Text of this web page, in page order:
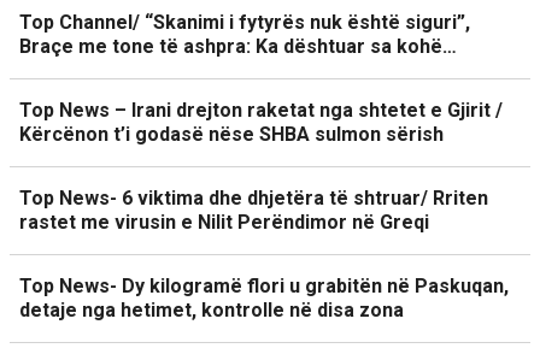
Top Channel/ “Skanimi i fytyrës nuk është siguri”,
Braçe me tone të ashpra: Ka dështuar sa kohë…
Top News – Irani drejton raketat nga shtetet e Gjirit /
Kërcënon t’i godasë nëse SHBA sulmon sërish
Top News- 6 viktima dhe dhjetëra të shtruar/ Rriten
rastet me virusin e Nilit Perëndimor në Greqi
Top News- Dy kilogramë flori u grabitën në Paskuqan,
detaje nga hetimet, kontrolle në disa zona